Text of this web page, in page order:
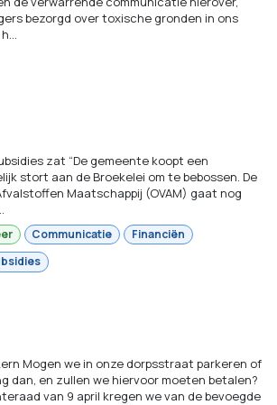
bezorgd over toxische gronden in ons
zat “De gemeente koopt een
stort aan de Broekelei om te bebossen. De
Maatschappij (OVAM) gaat nog
Communicatie
Financiën
Mogen we in onze dorpsstraat parkeren of
dan, en zullen we hiervoor moeten betalen?
van 9 april kregen we van de bevoegde